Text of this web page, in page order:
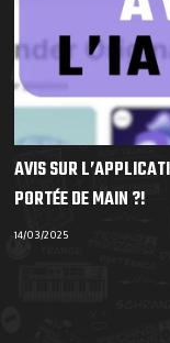
AVIS SUR
PORTÉE DE MAIN ?!
14/03/2025